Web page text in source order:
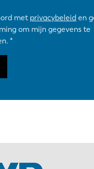
met privacybeleid en
om mijn gegevens te